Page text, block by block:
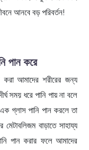
আনবে বড় পরিবর্তন!
পান করে
আমাদের শরীরের জন্য
সময় ধরে পানি পায় না বলে
গ্লাস পানি পান করলে তা
বাড়াতে সাহায্য
পান করার ফলে আমাদের